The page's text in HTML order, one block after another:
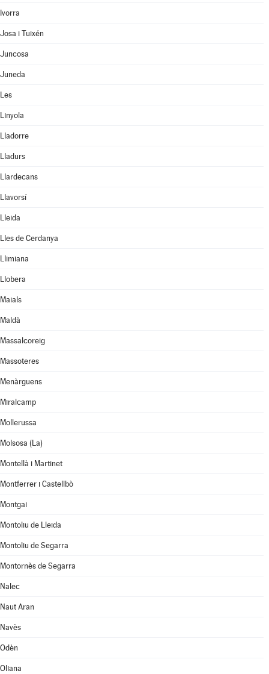
Ivorra
Josa i Tuixén
Juncosa
Juneda
Les
Linyola
Lladorre
Lladurs
Llardecans
Llavorsí
Lleida
Lles de Cerdanya
Llimiana
Llobera
Maials
Maldà
Massalcoreig
Massoteres
Menàrguens
Miralcamp
Mollerussa
Molsosa (La)
Montellà i Martinet
Montferrer i Castellbò
Montgai
Montoliu de Lleida
Montoliu de Segarra
Montornès de Segarra
Nalec
Naut Aran
Navès
Odèn
Oliana